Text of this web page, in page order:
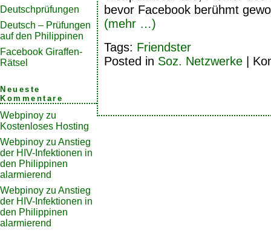
Deutschprüfungen
Deutsch – Prüfungen
auf den Philippinen
Facebook Giraffen-
Rätsel
Neueste
Kommentare
Webpinoy zu
Kostenloses Hosting
Webpinoy zu Anstieg
der HIV-Infektionen in
den Philippinen
alarmierend
Webpinoy zu Anstieg
der HIV-Infektionen in
den Philippinen
alarmierend
bevor Facebook berühmt
(mehr …)
Tags: Friendster
Posted in Soz. Netzwerke |